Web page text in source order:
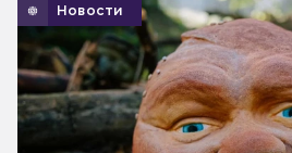
Новости